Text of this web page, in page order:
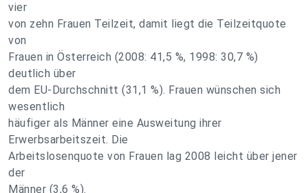
vier
von zehn Frauen Teilzeit, damit liegt die Teilzeitquote
von
Frauen in Österreich (2008: 41,5 %, 1998: 30,7 %)
deutlich über
dem EU-Durchschnitt (31,1 %). Frauen wünschen sich
wesentlich
häufiger als Männer eine Ausweitung ihrer
Erwerbsarbeitszeit. Die
Arbeitslosenquote von Frauen lag 2008 leicht über jener
der
Männer (3,6 %).